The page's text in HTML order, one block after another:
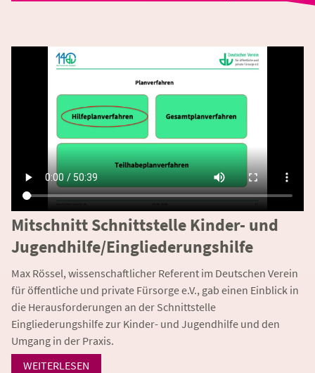
Mitschnitt Schnittstelle Kinder- und
Jugendhilfe/Eingliederungshilfe
Max Rössel, wissenschaftlicher Referent im Deutschen Verein
für öffentliche und private Fürsorge e.V., gab einen Einblick in
die Herausforderungen an der Schnittstelle
Eingliederungshilfe zur Kinder- und Jugendhilfe und den
Umgang in der Praxis.
WEITERLESEN